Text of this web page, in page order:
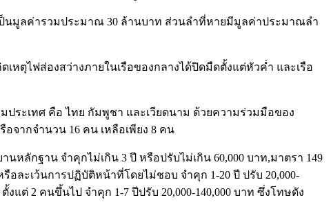
ป็นมูลค่ารวมประมาณ 30 ล้านบาท ส่วนลำที่หายมีมูลค่าประมาณลำ
ตุไฟส่องสว่างภายในเรือของกลางได้ปิดมืดตั้งแต่หัวค่ำ และเรือ
ประเทศ คือ ไทย กัมพูชา และเวียดนาม ด้วยความร่วมมือของ
จากจำนวน 16 คน เหลือเพียง 8 คน
ลักฐาน จำคุกไม่เกิน 3 ปี หรือปรับไม่เกิน 60,000 บาท,มาตรา 149
อละเว้นการปฏิบัติหน้าที่โดยไม่ชอบ จำคุก 1-20 ปี ปรับ 20,000-
แต่ 2 คนขึ้นไป จำคุก 1-7 ปีปรับ 20,000-140,000 บาท ซึ่งโทษดัง